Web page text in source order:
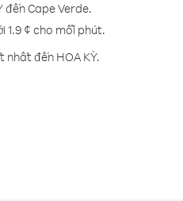
Cape Verde.
1.9 ¢ cho mỗi phút.
đến HOA KỲ.